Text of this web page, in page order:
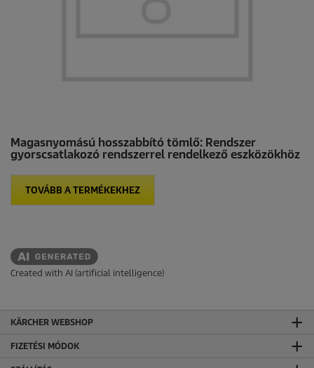
Magasnyomású hosszabbító tömlő: Rendszer
gyorscsatlakozó rendszerrel rendelkező eszközökhöz
TOVÁBB A TERMÉKEKHEZ
Created with AI (artificial intelligence)
KÄRCHER WEBSHOP
FIZETÉSI MÓDOK